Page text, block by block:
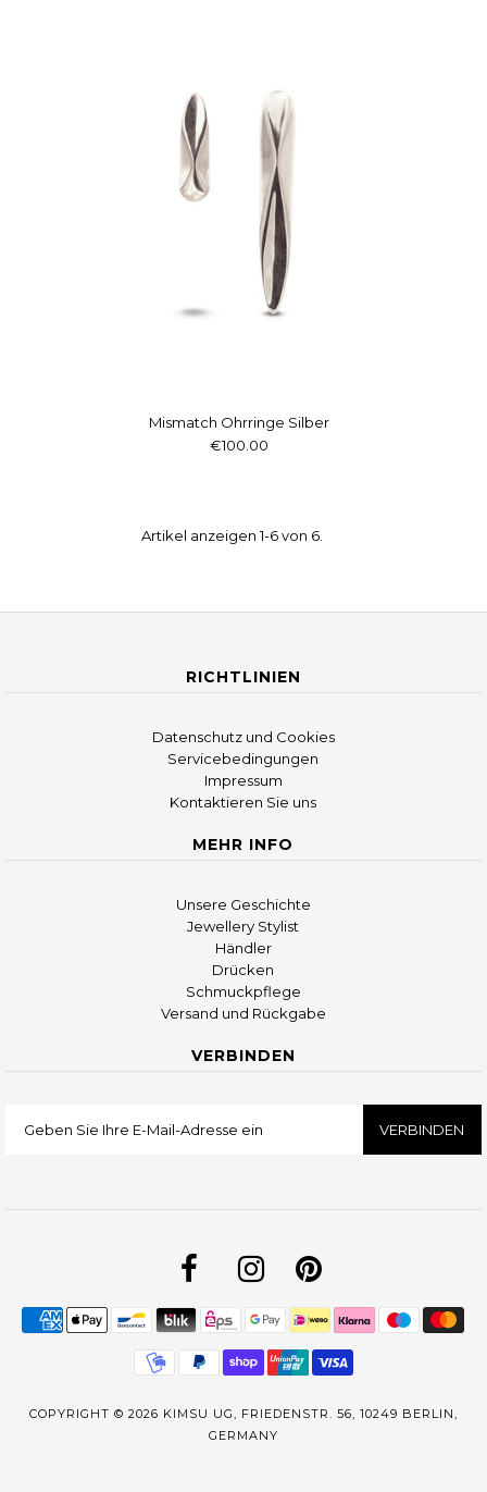
Mismatch Ohrringe Silber
€100.00
Artikel anzeigen 1-6 von 6.
RICHTLINIEN
Datenschutz und Cookies
Servicebedingungen
Impressum
Kontaktieren Sie uns
MEHR INFO
Unsere Geschichte
Jewellery Stylist
Händler
Drücken
Schmuckpflege
Versand und Rückgabe
VERBINDEN
COPYRIGHT © 2026 KIMSU UG, FRIEDENSTR. 56, 10249 BERLIN,
GERMANY